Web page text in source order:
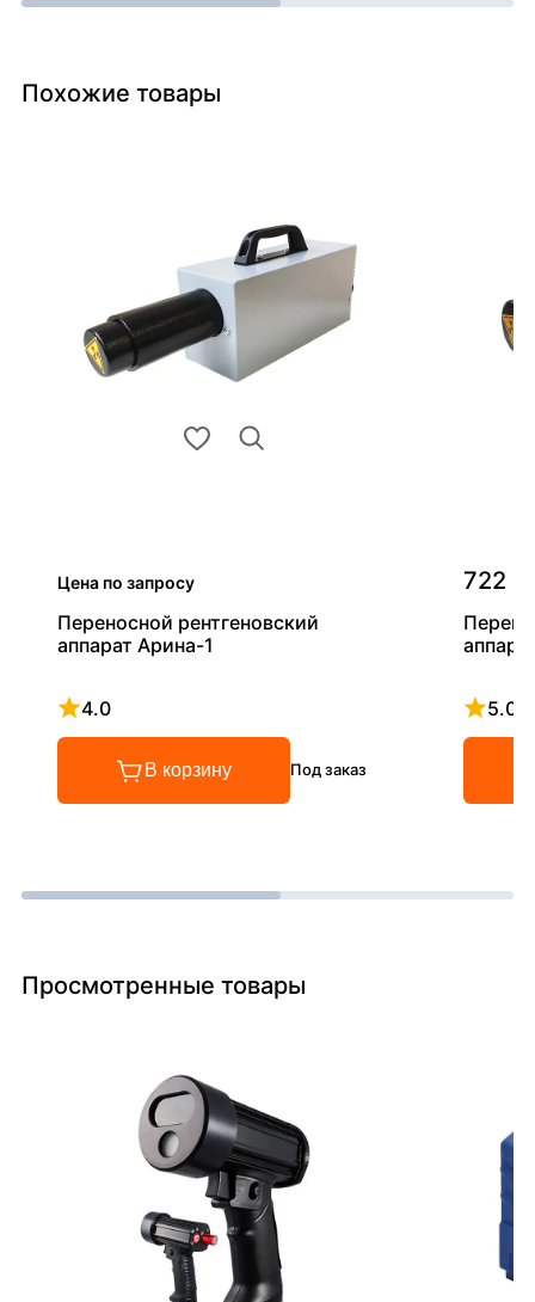
Похожие товары
Цена по запросу
Переносной рентгеновский
аппарат Арина-1
4.0
Рейтинг 4 из 5
В корзину Под заказ
722
5.0
Просмотренные товары